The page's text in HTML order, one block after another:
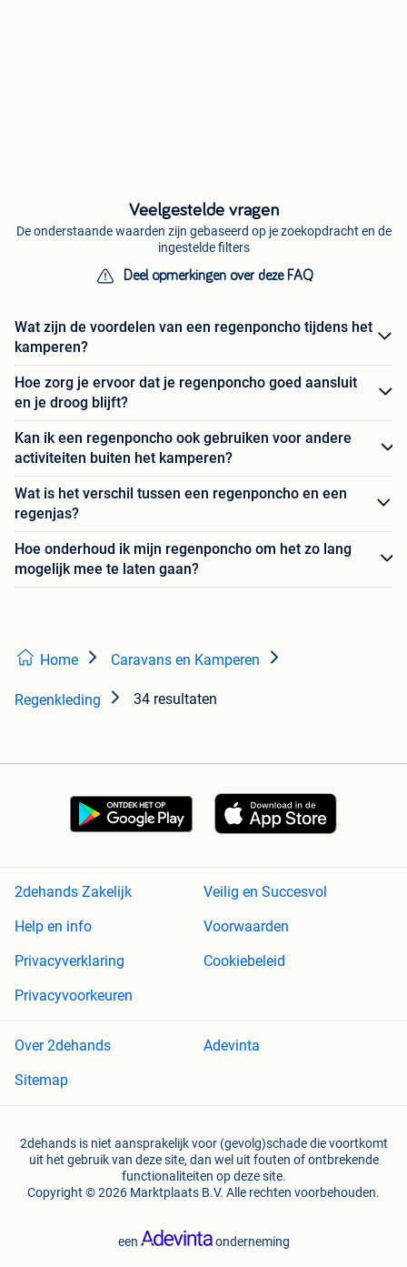
Veelgestelde vragen
De onderstaande waarden zijn gebaseerd op je zoekopdracht en de
ingestelde filters
Deel opmerkingen over deze FAQ
Wat zijn de voordelen van een regenponcho tijdens het
kamperen?
Hoe zorg je ervoor dat je regenponcho goed aansluit
en je droog blijft?
Kan ik een regenponcho ook gebruiken voor andere
activiteiten buiten het kamperen?
Wat is het verschil tussen een regenponcho en een
regenjas?
Hoe onderhoud ik mijn regenponcho om het zo lang
mogelijk mee te laten gaan?
Home Caravans en Kamperen
Regenkleding 34 resultaten
2dehands Zakelijk
Veilig en Succesvol
Help en info
Voorwaarden
Privacyverklaring
Cookiebeleid
Privacyvoorkeuren
Over 2dehands
Adevinta
Sitemap
2dehands is niet aansprakelijk voor (gevolg)schade die voortkomt
uit het gebruik van deze site, dan wel uit fouten of ontbrekende
functionaliteiten op deze site.
Copyright © 2026 Marktplaats B.V. Alle rechten voorbehouden.
een onderneming